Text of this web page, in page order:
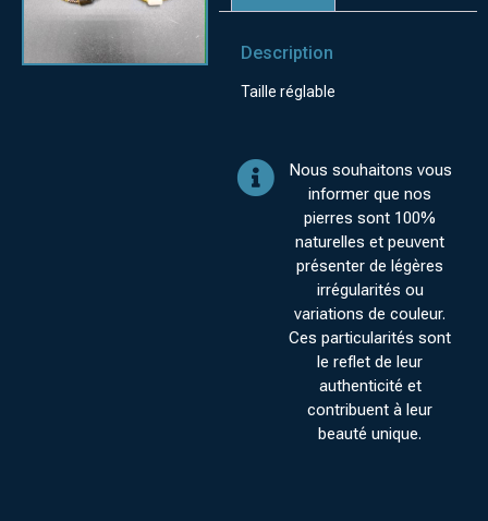
Description
Taille réglable
Nous souhaitons vous
informer que nos
pierres sont 100%
naturelles et peuvent
présenter de légères
irrégularités ou
variations de couleur.
Ces particularités sont
le reflet de leur
authenticité et
contribuent à leur
beauté unique.